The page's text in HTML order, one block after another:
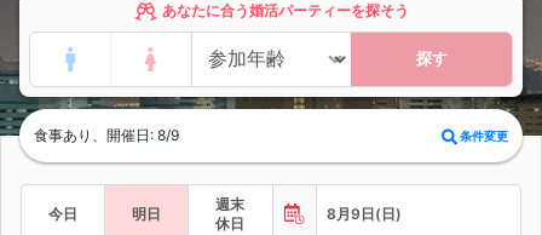
あなたに合う婚活パーティーを探そう
探す
食事あり、開催日: 8/9 条件変更
今日 明日
週末
休日
8月9日(日)